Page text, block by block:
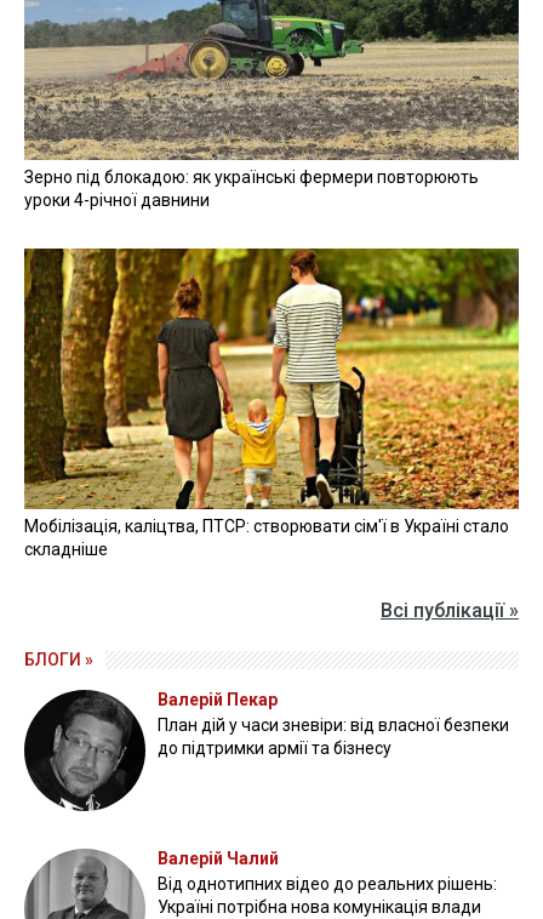
Зерно під блокадою: як українські фермери повторюють
уроки 4-річної давнини
Мобілізація, каліцтва, ПТСР: створювати сім'ї в Україні стало
складніше
Всі публікації »
БЛОГИ »
Валерій Пекар
План дій у часи зневіри: від власної безпеки
до підтримки армії та бізнесу
Валерій Чалий
Від однотипних відео до реальних рішень:
Україні потрібна нова комунікація влади